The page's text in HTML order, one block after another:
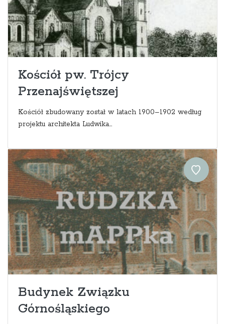
Kościół pw. Trójcy
Przenajświętszej
Kościół zbudowany został w latach 1900–1902 według
projektu architekta Ludwika...
Budynek Związku
Górnośląskiego